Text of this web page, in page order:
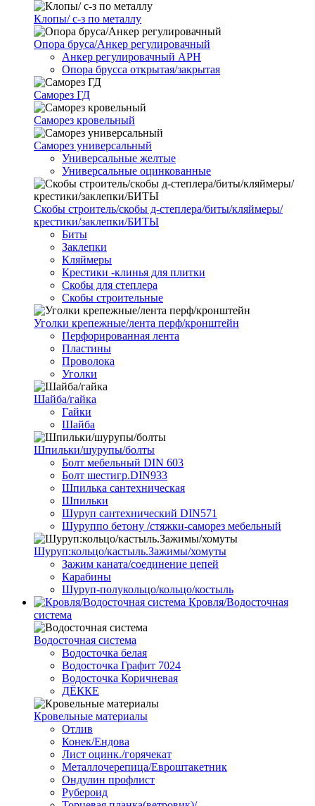
Клопы/ с-з по металлу
Опора бруса/Анкер регулировачный
Анкер регулировачный АРН
Опора брусса открытая/закрытая
Саморез ГД
Саморез кровельный
Саморез универсальный
Универсальные желтые
Универсальные оцинкованные
Скобы строитель/скобы д-степлера/биты/кляймеры/
крестики/заклепки/БИТЫ
Биты
Заклепки
Кляймеры
Крестики -клинья для плитки
Скобы для степлера
Скобы строительные
Уголки крепежные/лента перф/кронштейн
Перфорированная лента
Пластины
Проволока
Уголки
Шайба/гайка
Гайки
Шайба
Шпильки/шурупы/болты
Болт мебельный DIN 603
Болт шестигр.DIN933
Шпилька сантехническая
Шпильки
Шуруп сантехнический DIN571
Шуруппо бетону /стяжки-саморез мебельный
Шуруп:кольцо/кастыль.Зажимы/хомуты
Зажим каната/соединение цепей
Карабины
Шуруп-полукольцо/кольцо/костыль
Кровля/Водосточная
система
Водосточная система
Водосточка белая
Водосточка Графит 7024
Водосточка Коричневая
ДЁККЕ
Кровельные материалы
Отлив
Конек/Ендова
Лист оцинк./горячекат
Металлочерепица/Евроштакетник
Ондулин профлист
Рубероид